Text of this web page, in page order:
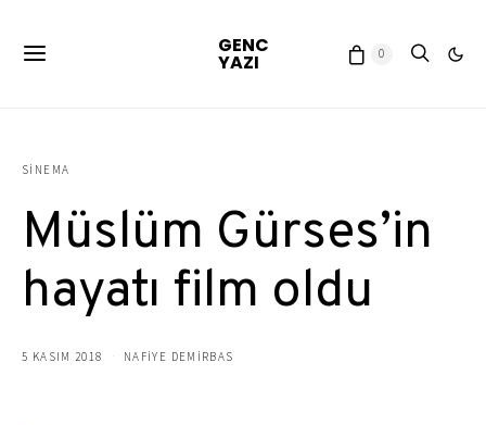
GENC
YAZI 0
SINEMA
Müslüm Gürses’in
hayatı film oldu
5 KASIM 2018 NAFIYE DEMIRBAS